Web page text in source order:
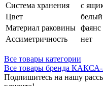
Система хранения
с
Цвет
белый
Материал раковины фаянс
Ассиметричность
нет
Все товары категории
Все товары бренда
Подпишитесь на нашу